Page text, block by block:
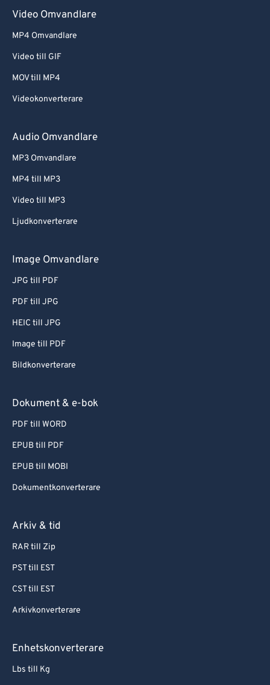
Video Omvandlare
MP4 Omvandlare
Video till GIF
MOV till MP4
Videokonverterare
Audio Omvandlare
MP3 Omvandlare
MP4 till MP3
Video till MP3
Ljudkonverterare
Image Omvandlare
JPG till PDF
PDF till JPG
HEIC till JPG
Image till PDF
Bildkonverterare
Dokument & e-bok
PDF till WORD
EPUB till PDF
EPUB till MOBI
Dokumentkonverterare
Arkiv & tid
RAR till Zip
PST till EST
CST till EST
Arkivkonverterare
Enhetskonverterare
Lbs till Kg